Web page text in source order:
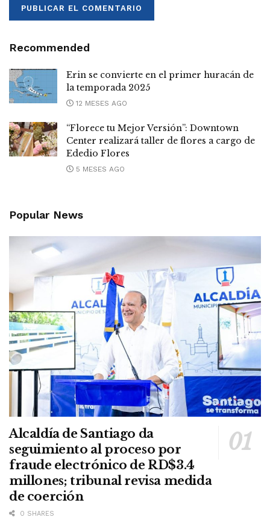
Recommended
Erin se convierte en el primer huracán de
la temporada 2025
12 MESES AGO
“Florece tu Mejor Versión”: Downtown
Center realizará taller de flores a cargo de
Ededio Flores
5 MESES AGO
Popular News
Alcaldía de Santiago da
seguimiento al proceso por
fraude electrónico de RD$3.4
millones; tribunal revisa medida
de coerción
0 SHARES